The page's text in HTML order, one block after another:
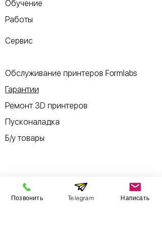
Обучение
Работы
Сервис
Обслуживание принтеров Formlabs
Гарантии
Ремонт 3D принтеров
Пусконаладка
Б/у товары
Информация
Позвонить Telegram Написать